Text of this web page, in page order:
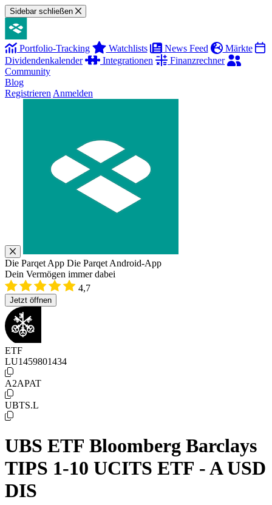
Sidebar schließen
Portfolio-Tracking Watchlists News Feed
Märkte
Dividendenkalender
Integrationen
Finanzrechner
Community
Blog
Registrieren Anmelden
Die Parqet App Die Parqet Android-App
Dein Vermögen immer dabei
4,7
Jetzt öffnen
ETF
LU1459801434
A2APAT
UBTS.L
UBS ETF Bloomberg Barclays
TIPS 1-10 UCITS ETF - A USD
DIS